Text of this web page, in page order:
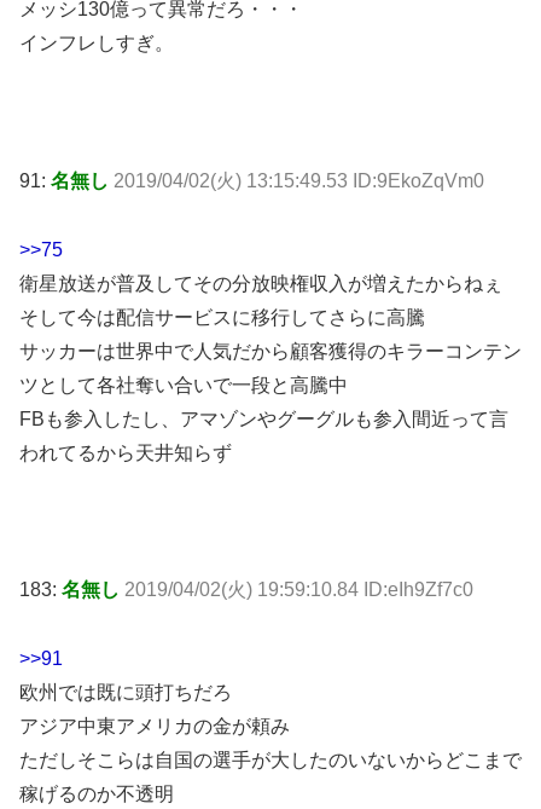
メッシ130億って異常だろ・・・
インフレしすぎ。
91: 名無し 2019/04/02(火) 13:15:49.53 ID:9EkoZqVm0
>>75
衛星放送が普及してその分放映権収入が増えたからねぇ
そして今は配信サービスに移行してさらに高騰
サッカーは世界中で人気だから顧客獲得のキラーコンテン
ツとして各社奪い合いで一段と高騰中
FBも参入したし、アマゾンやグーグルも参入間近って言
われてるから天井知らず
183: 名無し 2019/04/02(火) 19:59:10.84 ID:eIh9Zf7c0
>>91
欧州では既に頭打ちだろ
アジア中東アメリカの金が頼み
ただしそこらは自国の選手が大したのいないからどこまで
稼げるのか不透明